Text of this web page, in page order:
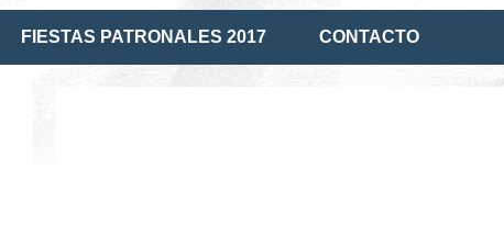
FIESTAS PATRONALES 2017 CONTACTO